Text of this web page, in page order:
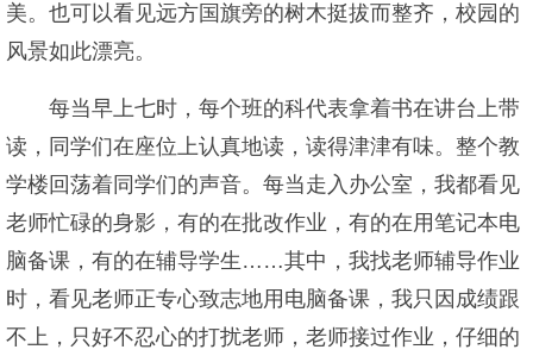
美。也可以看见远方国旗旁的树木挺拔而整齐，校园的
风景如此漂亮。
每当早上七时，每个班的科代表拿着书在讲台上带
读，同学们在座位上认真地读，读得津津有味。整个教
学楼回荡着同学们的声音。每当走入办公室，我都看见
老师忙碌的身影，有的在批改作业，有的在用笔记本电
脑备课，有的在辅导学生……其中，我找老师辅导作业
时，看见老师正专心致志地用电脑备课，我只因成绩跟
不上，只好不忍心的打扰老师，老师接过作业，仔细的